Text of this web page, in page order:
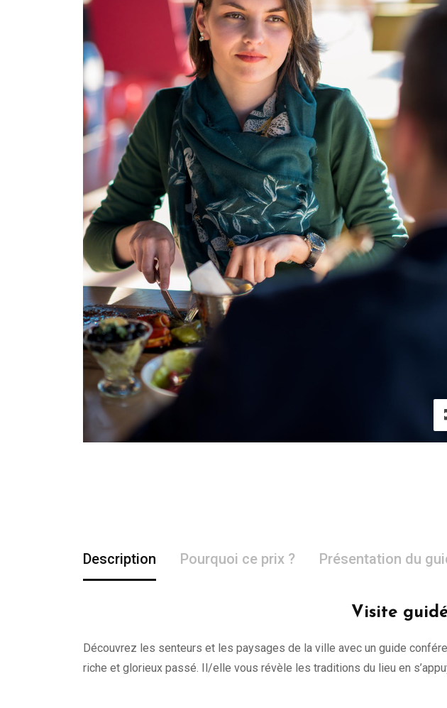
Description Pourquoi ce prix ? Présentation du
Visite
Découvrez les senteurs et les paysages de la ville avec un guide
riche et glorieux passé. Il/elle vous révèle les traditions du lieu en